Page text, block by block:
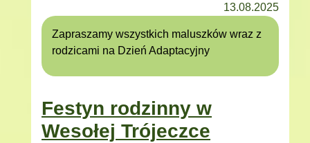
13.08.2025
Zapraszamy wszystkich maluszków wraz z
rodzicami na Dzień Adaptacyjny
Festyn rodzinny w
Wesołej Trójeczce